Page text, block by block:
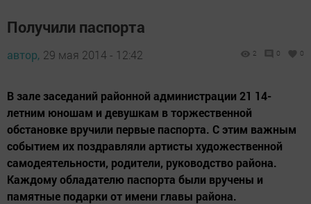
Получили паспорта
автор, 29 мая 2014 - 12:42 2 0 0
В зале заседаний районной администрации 21 14-
летним юношам и девушкам в торжественной
обстановке вручили первые паспорта. С этим важным
событием их поздравляли артисты художественной
самодеятельности, родители, руководство района.
Каждому обладателю паспорта были вручены и
памятные подарки от имени главы района.